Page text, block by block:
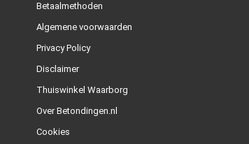
Betaalmethoden
Algemene voorwaarden
Privacy Policy
Disclaimer
Thuiswinkel Waarborg
Over Betondingen.nl
Cookies